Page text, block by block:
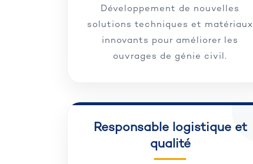
Développement de nouvelles
solutions techniques et matériaux
innovants pour améliorer les
ouvrages de génie civil.
Responsable logistique et
qualité